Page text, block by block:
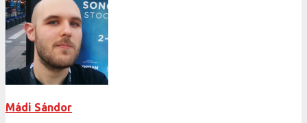
Mádi Sándor